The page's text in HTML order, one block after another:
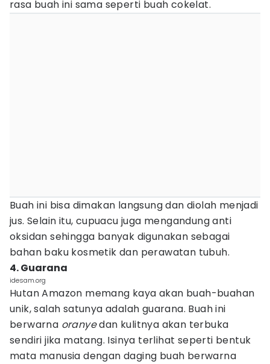
rasa buah ini sama seperti buah cokelat.
Buah ini bisa dimakan langsung dan diolah menjadi
jus. Selain itu, cupuacu juga mengandung anti
oksidan sehingga banyak digunakan sebagai
bahan baku kosmetik dan perawatan tubuh.
4. Guarana
idesam.org
Hutan Amazon memang kaya akan buah-buahan
unik, salah satunya adalah guarana. Buah ini
berwarna oranyedan kulitnya akan terbuka
sendiri jika matang. Isinya terlihat seperti bentuk
mata manusia dengan daging buah berwarna